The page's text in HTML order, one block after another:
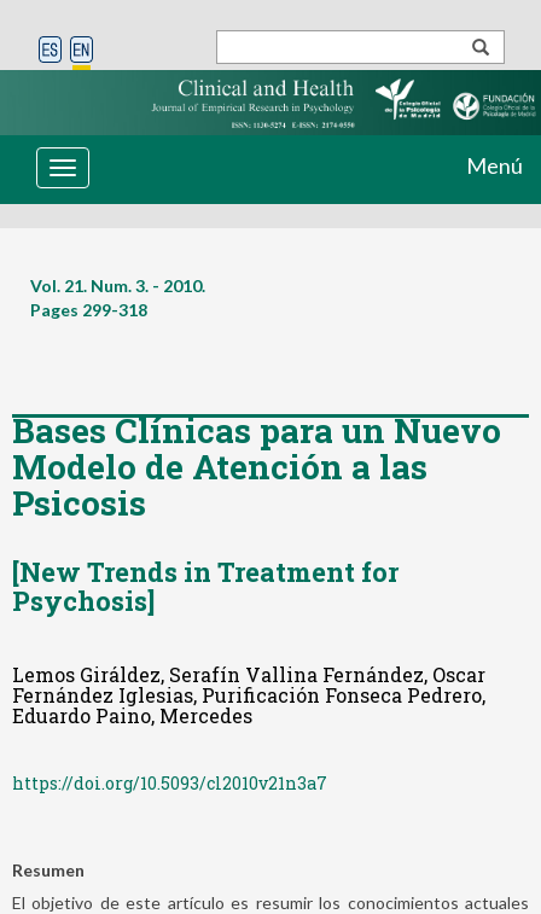
Toggle
navigation
Menú
Vol. 21. Num. 3. - 2010.
Pages 299-318
Bases Clínicas para un Nuevo
Modelo de Atención a las
Psicosis
[New Trends in Treatment for
Psychosis]
Lemos Giráldez, Serafín Vallina Fernández, Oscar
Fernández Iglesias, Purificación Fonseca Pedrero,
Eduardo Paino, Mercedes
https://doi.org/10.5093/cl2010v21n3a7
Resumen
El objetivo de este artículo es resumir los conocimientos actuales